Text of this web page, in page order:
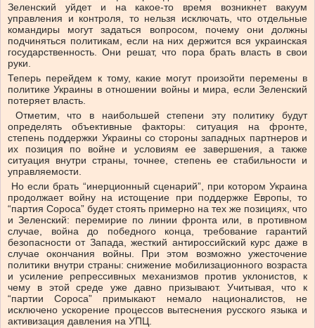
Зеленский уйдет и на какое-то время возникнет вакуум
управления и контроля, то нельзя исключать, что отдельные
командиры могут задаться вопросом, почему они должны
подчиняться политикам, если на них держится вся украинская
государственность. Они решат, что пора брать власть в свои
руки.
Теперь перейдем к тому, какие могут произойти перемены в
политике Украины в отношении войны и мира, если Зеленский
потеряет власть.
Отметим, что в наибольшей степени эту политику будут
определять объективные факторы: ситуация на фронте,
степень поддержки Украины со стороны западных партнеров и
их позиция по войне и условиям ее завершения, а также
ситуация внутри страны, точнее, степень ее стабильности и
управляемости.
Но если брать “инерционный сценарий”, при котором Украина
продолжает войну на истощение при поддержке Европы, то
“партия Сороса” будет стоять примерно на тех же позициях, что
и Зеленский: перемирие по линии фронта или, в противном
случае, война до победного конца, требование гарантий
безопасности от Запада, жесткий антироссийский курс даже в
случае окончания войны. При этом возможно ужесточение
политики внутри страны: снижение мобилизационного возраста
и усиление репрессивных механизмов против уклонистов, к
чему в этой среде уже давно призывают. Учитывая, что к
“партии Сороса” примыкают немало националистов, не
исключено ускорение процессов вытеснения русского языка и
активизация давления на УПЦ.